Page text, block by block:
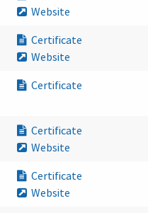
Website
Certificate
Website
Certificate
Certificate
Website
Certificate
Website